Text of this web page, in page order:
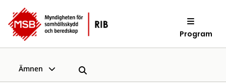
Program
Ämnen